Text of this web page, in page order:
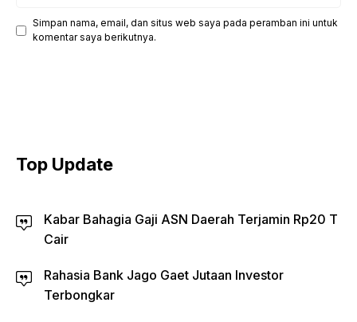
Simpan nama, email, dan situs web saya pada peramban ini untuk
komentar saya berikutnya.
Top Update
Kabar Bahagia Gaji ASN Daerah Terjamin Rp20 T
Cair
Rahasia Bank Jago Gaet Jutaan Investor
Terbongkar